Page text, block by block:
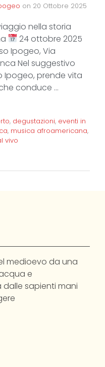
on 20 Ottobre 2025
nella storia
24 ottobre 2025
Ipogeo, Via
Nel suggestivo
Ipogeo, prende vita
che conduce …
, degustazioni, eventi in
, musica afroamericana,
vivo
medioevo da una
e
sapienti mani